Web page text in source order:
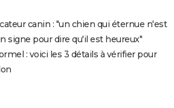
canin : "un chien qui éternue n'est
signe pour dire qu'il est heureux"
: voici les 3 détails à vérifier pour